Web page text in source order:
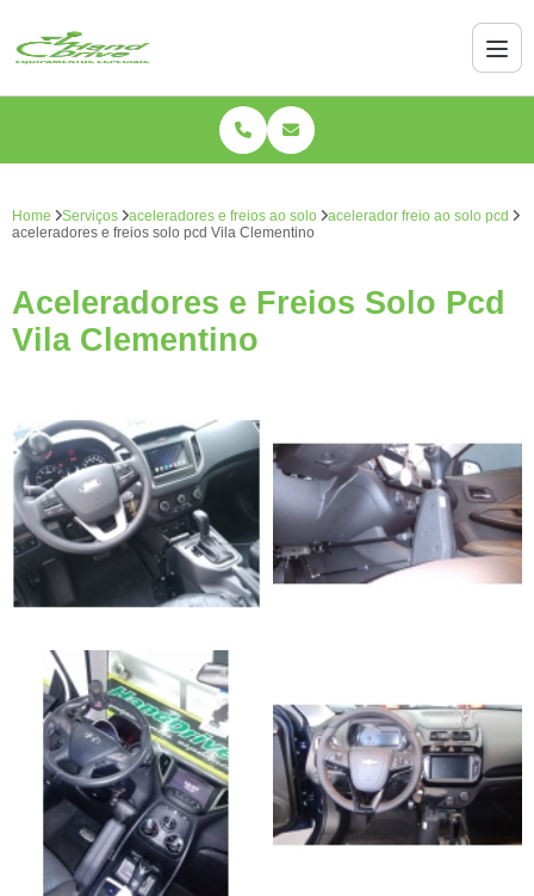
Home Serviços aceleradores e freios ao solo
acelerador freio ao solo pcd
aceleradores e freios solo pcd Vila Clementino
Aceleradores e Freios Solo Pcd
Vila Clementino